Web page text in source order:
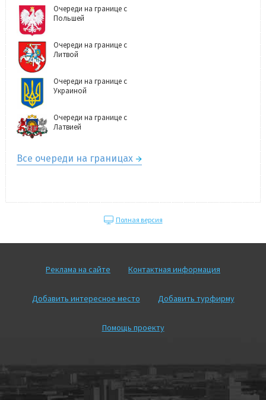
Очереди на границе с
Польшей
Очереди на границе с
Литвой
Очереди на границе с
Украиной
Очереди на границе с
Латвией
Все очереди на границах
Полная версия
Реклама на сайте Контактная информация
Добавить интересное место Добавить турфирму
Помощь проекту